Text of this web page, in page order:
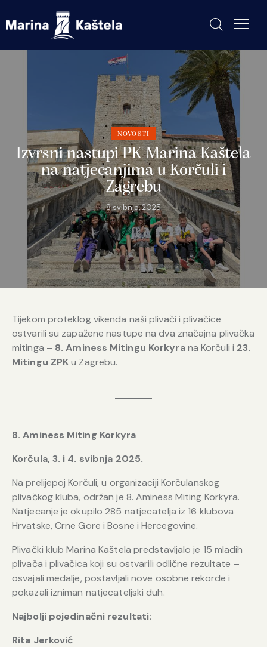
NOVOSTI
Izvrsni nastupi PK Marina Kaštela
na natjecanjima u Korčuli i
Zagrebu
8 svibnja, 2025
Tijekom proteklog vikenda naši plivači i plivačice
ostvarili su zapažene nastupe na dva značajna plivačka
mitinga – 8. Aminess Mitingu Korkyrana Korčuli i 23.
Mitingu ZPKu Zagrebu.
8. Aminess Miting Korkyra
Korčula, 3. i 4. svibnja 2025.
Na prelijepoj Korčuli, u organizaciji Korčulanskog
plivačkog kluba, održan je 8. Aminess Miting Korkyra.
Natjecanje je okupilo 285 natjecatelja iz 16 klubova
Hrvatske, Crne Gore i Bosne i Hercegovine.
Plivački klub Marina Kaštela predstavljalo je 15 mladih
plivača i plivačica koji su ostvarili odlične rezultate –
osvajali medalje, postavljali nove osobne rekorde i
pokazali izniman natjecateljski duh.
Najbolji pojedinačni rezultati:
Rita Jerković